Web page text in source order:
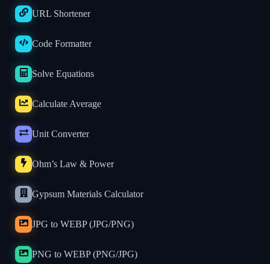
URL Shortener
Code Formatter
Solve Equations
Calculate Average
Unit Converter
Ohm’s Law & Power
Gypsum Materials Calculator
JPG to WEBP (JPG/PNG)
PNG to WEBP (PNG/JPG)